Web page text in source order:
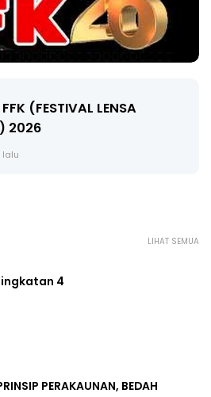
MATEMATIK SR, WANG
ANITA #ALLINONE #141 #...
LIHAT SEMUA
4
PERAKAUNAN, BEDAH